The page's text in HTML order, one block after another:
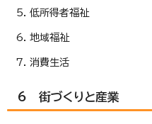
低所得者福祉
地域福祉
消費生活
6 街づくりと産業